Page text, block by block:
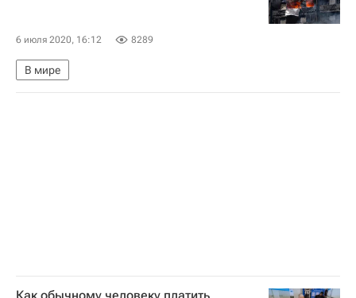
6 июля 2020, 16:12 8289
В мире
Как обычному человеку платить